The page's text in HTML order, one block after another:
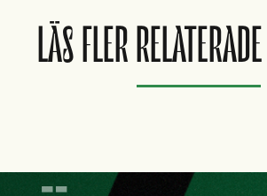
LÄS FLER